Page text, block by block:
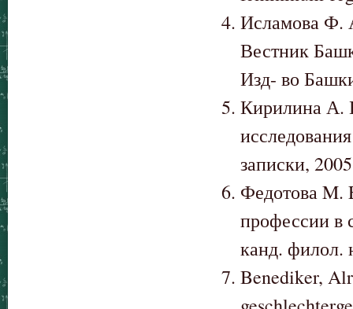
Исламова Ф.
Вестник
Изд- во
Кирилина А.
записки,
Федотова M.
профессии в
канд. филол.
Benediker,